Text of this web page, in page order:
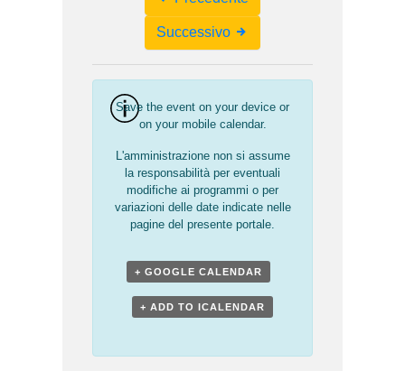
Navigation
Successivo
Save the event on your device or
on your mobile calendar.
L'amministrazione non si assume
la responsabilità per eventuali
modifiche ai programmi o per
variazioni delle date indicate nelle
pagine del presente portale.
+ GOOGLE CALENDAR
+ ADD TO ICALENDAR